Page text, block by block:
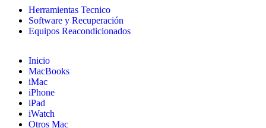
Herramientas Tecnico
Software y Recuperación
Equipos Reacondicionados
Inicio
MacBooks
iMac
iPhone
iPad
iWatch
Otros Mac